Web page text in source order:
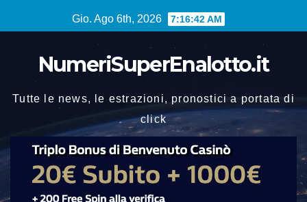
al
Gio. Ago 6th, 2026 7:16:42 AM
NumeriSuperEnalotto.it
Tutte le news, le estrazioni, pronostici a portata di
click